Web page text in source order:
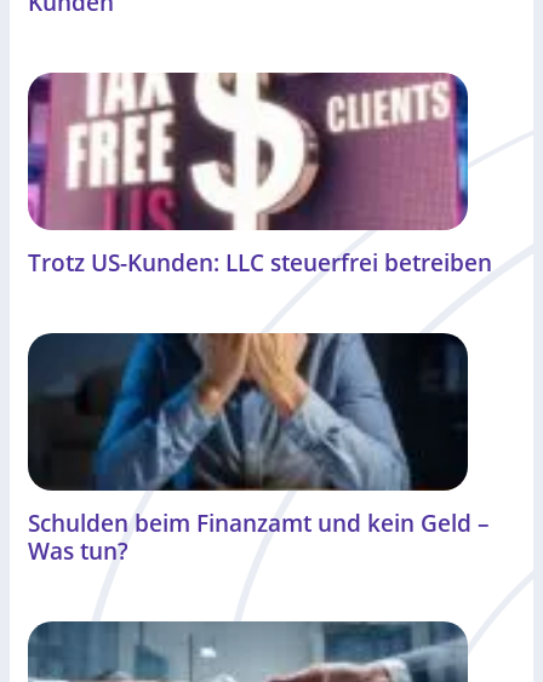
Trotz US-Kunden: LLC steuerfrei betreiben
Schulden beim Finanzamt und kein Geld –
Was tun?